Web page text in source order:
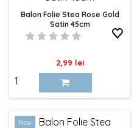
Balon Folie Stea Rose Gold
Satin 45cm
Pret
2,99 lei
Nou